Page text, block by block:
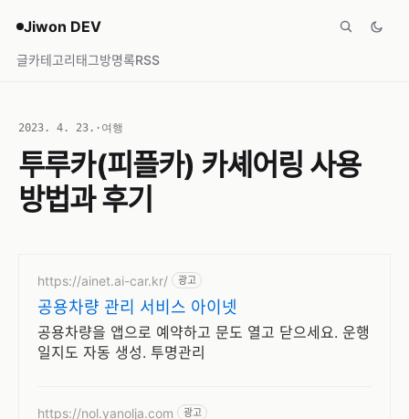
Jiwon DEV
글카테고리태그방명록RSS
2023. 4. 23. · 여행
투루카(피플카) 카셰어링 사용
방법과 후기
https://ainet.ai-car.kr/ 광고
공용차량 관리 서비스 아이넷
공용차량을 앱으로 예약하고 문도 열고 닫으세요. 운행
일지도 자동 생성. 투명관리
https://nol.yanolja.com 광고